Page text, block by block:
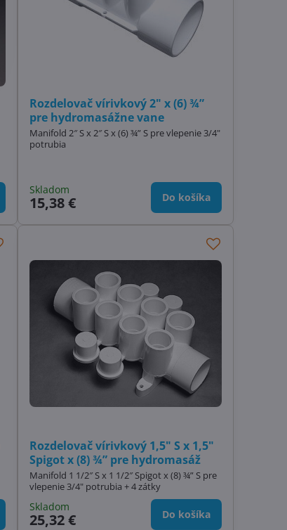
Rozdelovač vírivkový 2" x (6) ¾”
pre hydromasážne vane
Manifold 2″ S x 2″ S x (6) ¾” S pre vlepenie 3/4"
potrubia
Skladom
15,38 € Do košíka
Rozdelovač vírivkový 1,5" S x 1,5"
Spigot x (8) ¾” pre hydromasáž
Manifold 1 1/2″ S x 1 1/2″ Spigot x (8) ¾” S pre
vlepenie 3/4" potrubia + 4 zátky
Skladom
25,32 € Do košíka